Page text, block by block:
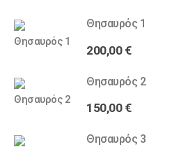
Θησαυρός 1
200,00 €
Θησαυρός 2
150,00 €
Θησαυρός 3